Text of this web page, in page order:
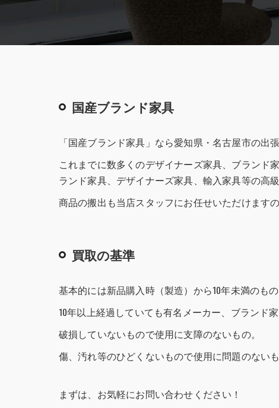
国産ブランド家具
「国産ブランド家具」なら愛知県・名古屋市の出
これまでに数多くのデザイナーズ家具、ブランド
ランド家具、デザイナーズ家具、輸入家具等の高
商品の搬出も当店スタッフにお任せいただけます
買取の基準
基本的には新品購入時（製造）から10年未満のもの
10年以上経過していても有名メーカー、ブランド
破損していないもので使用に支障のないもの。
傷、汚れ等のひどくないもので使用に問題のない
まずは、お気軽にお問い合わせください！